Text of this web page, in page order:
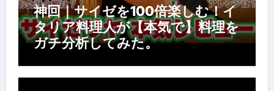
神回｜サイゼを100倍楽しむ！イ
タリア料理人が【本気で】料理を
ガチ分析してみた。